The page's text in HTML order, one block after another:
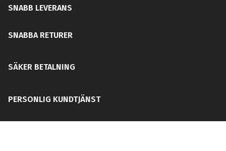
SNABB LEVERANS
SNABBA RETURER
SÄKER BETALNING
PERSONLIG KUNDTJÄNST